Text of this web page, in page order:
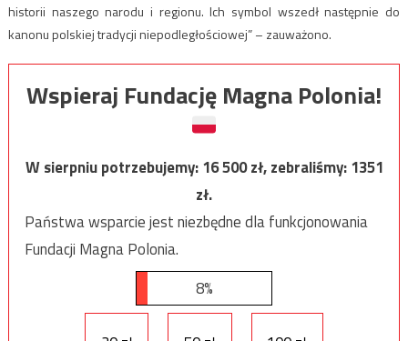
historii naszego narodu i regionu. Ich symbol wszedł następnie do
kanonu polskiej tradycji niepodległościowej” – zauważono.
Wspieraj Fundację Magna Polonia!
W sierpniu potrzebujemy:16 500zł, zebraliśmy:1351
zł.
Państwa wsparcie jest niezbędne dla funkcjonowania
Fundacji Magna Polonia.
8%